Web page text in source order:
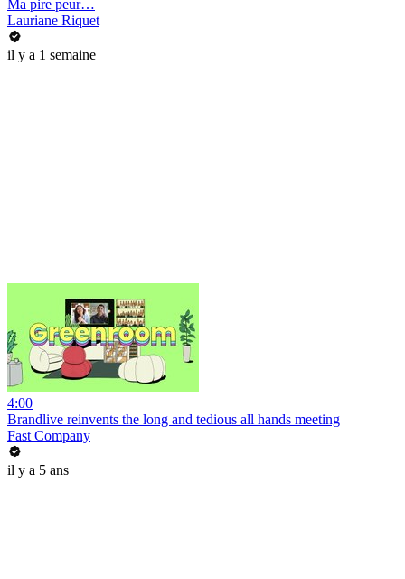
Ma pire peur…
Lauriane Riquet
il y a 1 semaine
4:00
Brandlive reinvents the long and tedious all hands meeting
Fast Company
il y a 5 ans